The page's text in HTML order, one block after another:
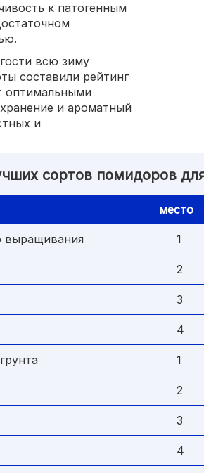
к патогенным
всю зиму
составили рейтинг
оптимальными
и ароматный
и
сортов помидоров
место
выращивания 1
2
3
4
1
2
3
4